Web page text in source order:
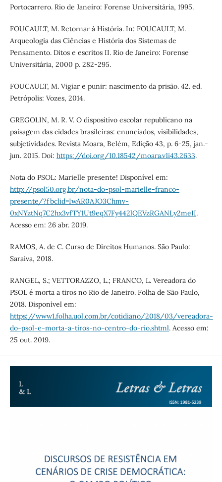
Portocarrero. Rio de Janeiro: Forense Universitária, 1995.
FOUCAULT, M. Retornar à História. In: FOUCAULT, M.
Arqueologia das Ciências e História dos Sistemas de
Pensamento. Ditos e escritos II. Rio de Janeiro: Forense
Universitária, 2000 p. 282-295.
FOUCAULT, M. Vigiar e punir: nascimento da prisão. 42. ed.
Petrópolis: Vozes, 2014.
GREGOLIN, M. R. V. O dispositivo escolar republicano na
paisagem das cidades brasileiras: enunciados, visibilidades,
subjetividades. Revista Moara, Belém, Edição 43, p. 6-25, jan.-
jun. 2015. Doi: https://doi.org/10.18542/moara.v1i43.2633.
Nota do PSOL: Marielle presente! Disponível em:
http://psol50.org.br/nota-do-psol-marielle-franco-
presente/?fbclid=IwAR0AJO3Chmv-
0xNYztNq7C2hx3vfTY1Ut9eqX7Fy442lQEVzRGANLy2meII.
Acesso em: 26 abr. 2019.
RAMOS, A. de C. Curso de Direitos Humanos. São Paulo:
Saraiva, 2018.
RANGEL, S.; VETTORAZZO, L.; FRANCO, L. Vereadora do
PSOL é morta a tiros no Rio de Janeiro. Folha de São Paulo,
2018. Disponível em:
https://www1.folha.uol.com.br/cotidiano/2018/03/vereadora-
do-psol-e-morta-a-tiros-no-centro-do-rio.shtml. Acesso em:
25 out. 2019.